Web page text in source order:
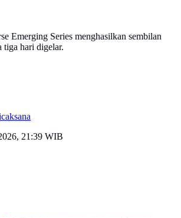
Emerging Series menghasilkan sembilan
tiga hari digelar.
21:39 WIB